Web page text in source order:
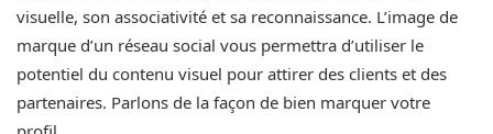
visuelle, son associativité et sa reconnaissance. L’image de
marque d’un réseau social vous permettra d’utiliser le
potentiel du contenu visuel pour attirer des clients et des
partenaires. Parlons de la façon de bien marquer votre